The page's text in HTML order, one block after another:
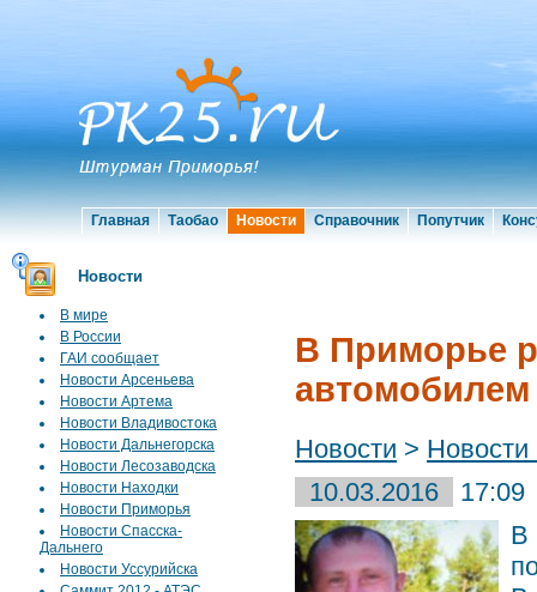
Главная Таобао Новости Справочник Попутчик
Новости
В мире
В России
ГАИ сообщает
Новости Арсеньева
Новости Артема
Новости Владивостока
Новости Дальнегорска
Новости Лесозаводска
Новости Находки
Новости Приморья
Новости Спасска-
Дальнего
Новости Уссурийска
В Приморье
Новости >
10.03.2016
17:09
В